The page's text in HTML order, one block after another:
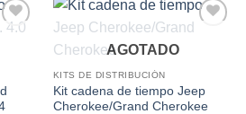
AGOTADO
KITS DE DISTRIBUCIÓN
Kit cadena de tiempo Jeep
Cherokee/Grand Cherokee